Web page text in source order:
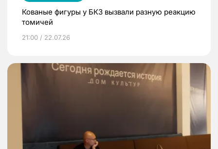
Кованые фигуры у БКЗ вызвали разную реакцию
томичей
21:00 / 22.07.26